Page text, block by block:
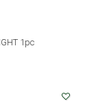
1pc